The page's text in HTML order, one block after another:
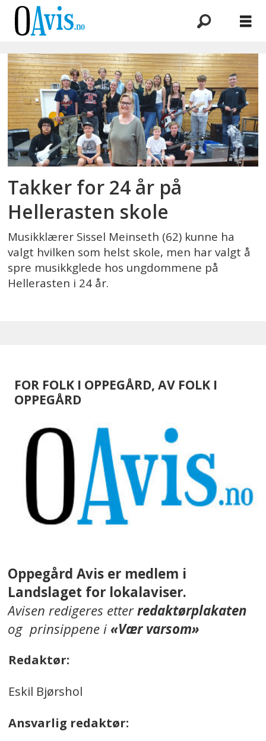
Emne:
musikklærer
Takker for 24 år på
Hellerasten skole
Musikklærer Sissel Meinseth (62) kunne ha
valgt hvilken som helst skole, men har valgt å
spre musikkglede hos ungdommene på
Hellerasten i 24 år.
FOR FOLK I OPPEGÅRD, AV FOLK I
OPPEGÅRD
Oppegård Avis er medlem i
Landslaget for lokalaviser.
Avisen redigeres etterredaktørplakaten
og prinsippene i«Vær varsom»
Redaktør:
Eskil Bjørshol
Ansvarlig redaktør: